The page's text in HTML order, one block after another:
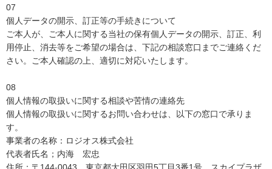
07
個人データの開示、訂正等の手続きについて
ご本人が、ご本人に関する当社の保有個人データの開示、訂正、利
用停止、消去等をご希望の場合は、下記の相談窓口までご連絡くだ
さい。ご本人確認の上、適切に対応いたします。
08
個人情報の取扱いに関する相談や苦情の連絡先
個人情報の取扱いに関するお問い合わせは、以下の窓口で承りま
す。
事業者の名称：ロジオス株式会社
代表者氏名；内海 宏忠